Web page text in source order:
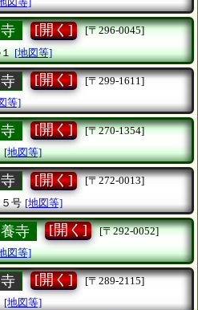
[開く]
[〒296-0045]
[地図等]
[開く]
[〒299-1611]
等]
[開く]
[〒270-1354]
[地図等]
[開く]
[〒272-0013]
号 [地図等]
寺 [開く]
[〒292-0052]
図等]
[開く]
[〒289-2115]
[地図等]